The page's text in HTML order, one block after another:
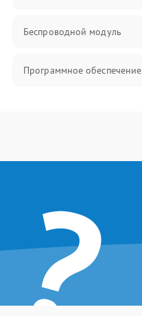
Беспроводной модуль
Программное обеспечение
?